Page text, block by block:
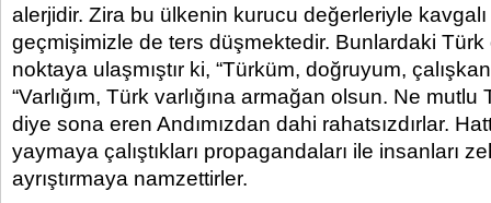
alerjidir. Zira bu ülkenin kurucu değerleriyle
geçmişimizle de ters düşmektedir. Bunlardaki Türk
noktaya ulaşmıştır ki, “Türküm, doğruyum,
“Varlığım, Türk varlığına armağan olsun. Ne mutlu
diye sona eren Andımızdan dahi rahatsızdırlar.
yaymaya çalıştıkları propagandaları ile insanları
ayrıştırmaya namzettirler.